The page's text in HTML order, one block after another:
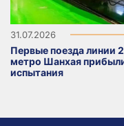
31.07.2026
Первые поезда линии
метро Шанхая
испытания